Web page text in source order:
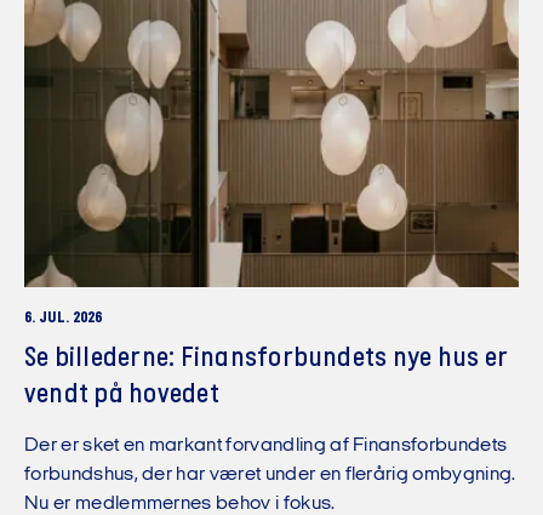
6. JUL. 2026
Se billederne: Finansforbundets nye hus er
vendt på hovedet
Der er sket en markant forvandling af Finansforbundets
forbundshus, der har været under en flerårig ombygning.
Nu er medlemmernes behov i fokus.